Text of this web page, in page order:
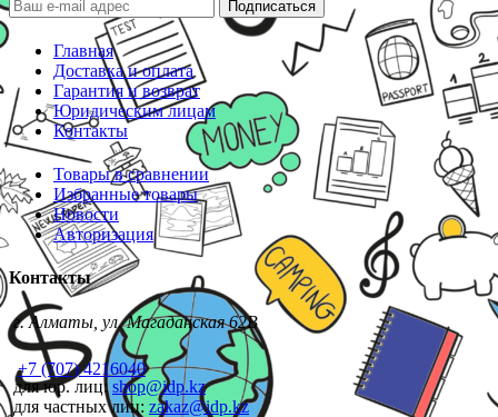
Подписаться
Главная
Доставка и оплата
Гарантия и возврат
Юридическим лицам
Контакты
Товары в сравнении
Избранные товары
Новости
Авторизация
Контакты
г. Алматы, ул. Магаданская 62В
+7 (707) 4216040
для юр. лиц:shop@idp.kz
для частных лиц: zakaz@idp.kz